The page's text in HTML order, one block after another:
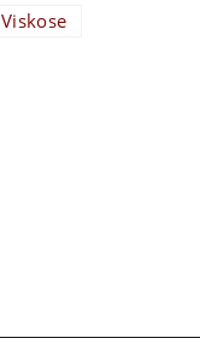
Viskose